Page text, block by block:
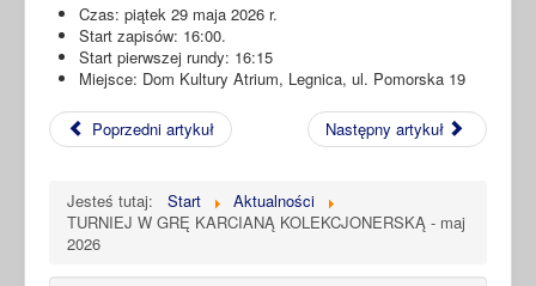
Czas: piątek 29 maja 2026 r.
Start zapisów: 16:00.
Start pierwszej rundy: 16:15
Miejsce: Dom Kultury Atrium, Legnica, ul. Pomorska 19
Poprzedni artykuł Następny artykuł
Jesteś tutaj: Start
Aktualności
TURNIEJ W GRĘ KARCIANĄ KOLEKCJONERSKĄ - maj
2026